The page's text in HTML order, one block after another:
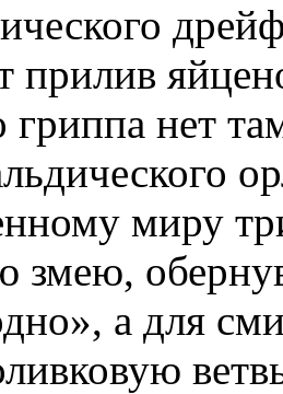
гриппа нет
миру
змею,
а для